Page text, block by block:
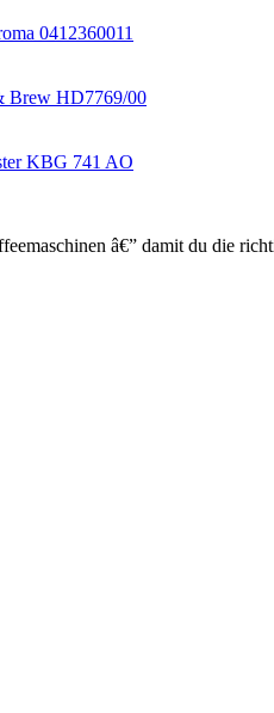
0412360011
Brew HD7769/00
KBG 741 AO
â€” damit du die